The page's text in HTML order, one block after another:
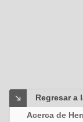
Regresar a
Acerca de